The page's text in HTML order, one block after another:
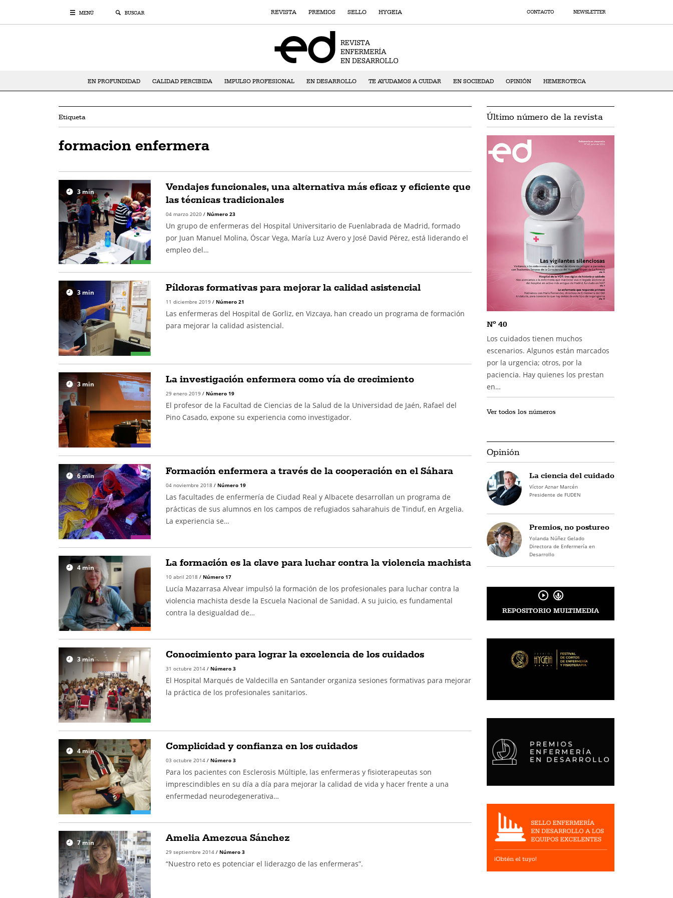
MENÚ BUSCAR REVISTA PREMIOS SELLO HYGEIA CONTACTO NEWSLETTER
EN PROFUNDIDAD CALIDAD PERCIBIDA IMPULSO PROFESIONAL EN DESARROLLO TE AYUDAMOS A CUIDAR EN SOCIEDAD OPINIÓN HEMEROTECA
Etiqueta
formacion enfermera
3min
Vendajes funcionales, una alternativa más eficaz y eficiente que
las técnicas tradicionales
04 marzo 2020 / Número 23
Un grupo de enfermeras del Hospital Universitario de Fuenlabrada de Madrid, formado
por Juan Manuel Molina, Óscar Vega, María Luz Avero y José David Pérez, está liderando el
empleo del…
3 min Píldoras formativas para mejorar la calidad asistencial
11 diciembre 2019 / Número 21
Las enfermeras del Hospital de Gorliz, en Vizcaya, han creado un programa de formación
para mejorar la calidad asistencial.
3 min La investigación enfermera como vía de crecimiento
29 enero 2019 / Número 19
El profesor de la Facultad de Ciencias de la Salud de la Universidad de Jaén, Rafael del
Pino Casado, expone su experiencia como investigador.
6min Formación enfermera a través de la cooperación en el Sáhara
04 noviembre 2018 / Número 19
Las facultades de enfermería de Ciudad Real y Albacete desarrollan un programa de
prácticas de sus alumnos en los campos de refugiados saharahuis de Tinduf, en Argelia.
La experiencia se…
4 min La formación es la clave para luchar contra la violencia machista
10 abril 2018 / Número 17
Lucía Mazarrasa Alvear impulsó la formación de los profesionales para luchar contra la
violencia machista desde la Escuela Nacional de Sanidad. A su juicio, es fundamental
contra la desigualdad de…
3min Conocimiento para lograr la excelencia de los cuidados
31 octubre 2014 / Número 3
El Hospital Marqués de Valdecilla en Santander organiza sesiones formativas para mejorar
la práctica de los profesionales sanitarios.
4min Complicidad y confianza en los cuidados
03 octubre 2014 / Número 3
Para los pacientes con Esclerosis Múltiple, las enfermeras y fisioterapeutas son
imprescindibles en su día a día para mejorar la calidad de vida y hacer frente a una
enfermedad neurodegenerativa…
7min Amelia Amezcua Sánchez
29 septiembre 2014 / Número 3
“Nuestro reto es potenciar el liderazgo de las enfermeras”.
Último número de la revista
Nº 40
Los cuidados tienen muchos
escenarios. Algunos están marcados
por la urgencia; otros, por la
paciencia. Hay quienes los prestan
en…
Ver todos los números
Opinión
La ciencia del cuidado
Víctor Aznar Marcén
Presidente de FUDEN
Premios, no postureo
Yolanda Núñez Gelado
Directora de Enfermería en
Desarrollo
REPOSITORIO MULTIMEDIA